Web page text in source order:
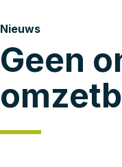
Nieuws
Geen